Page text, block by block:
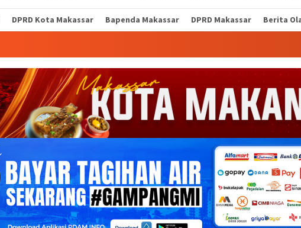
DPRD Kota Makassar Bapenda Makassar DPRD Makassar Berita